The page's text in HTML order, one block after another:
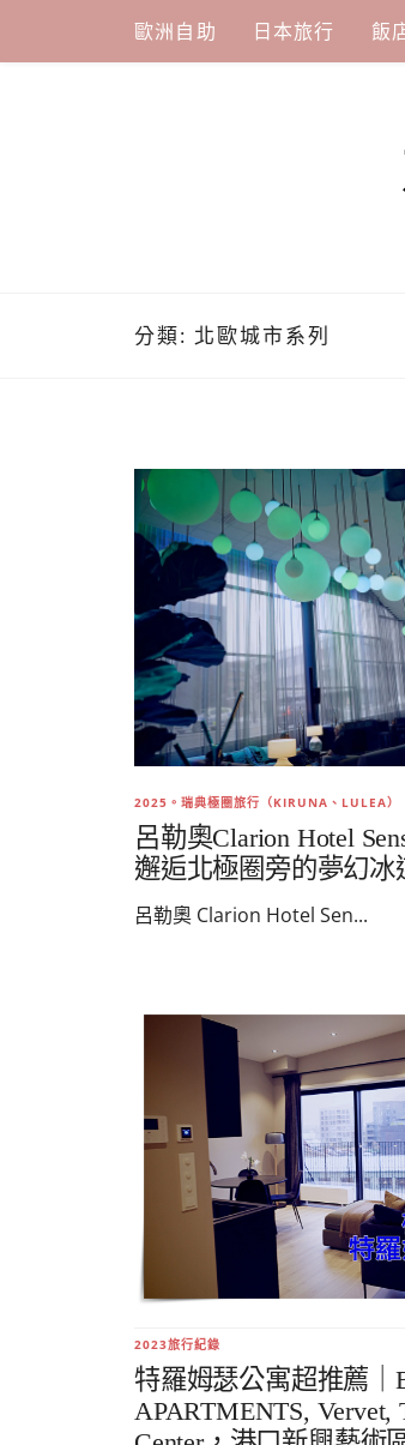
content
歐洲自助 日本旅行 飯
分類: 北歐城市系列
2025。瑞典極圈旅行（KIRUNA、LULEA）
呂勒奧Clarion Hotel
邂逅北極圈旁的夢幻冰
呂勒奧 Clarion Hotel Sen...
2023旅行紀錄
特羅姆瑟公寓超推薦
APARTMENTS, Vervet,